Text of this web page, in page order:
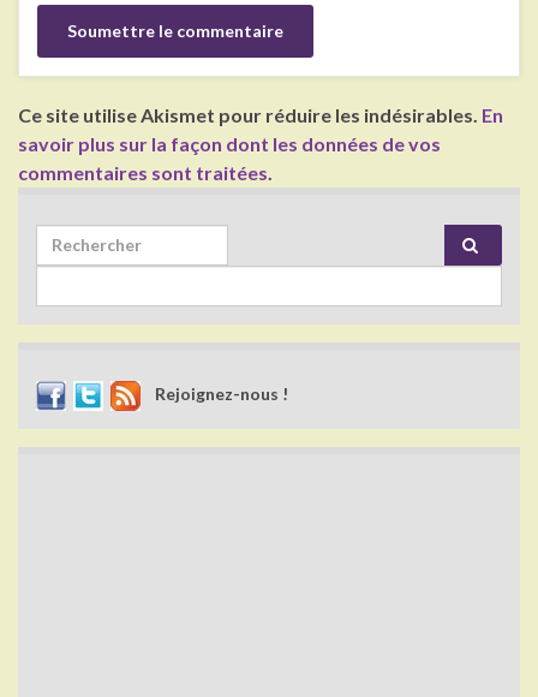
Ce site utilise Akismet pour réduire les indésirables. En
savoir plus sur la façon dont les données de vos
commentaires sont traitées
Search for:
Rejoignez-nous !